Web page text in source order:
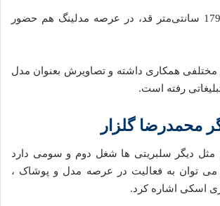
محمدرضا گلزار با 179 سانتی‌متر قد، در عرصه مدلینگ هم حضور
مختلفی همکاری داشته‌ و تصاویرش بعنوان مدل
رفته‌ است.
محمدرضا گلزار
مثل دیگر سلبریتی ها شغل دوم و سومی دارد
می توان به فعالیت در عرصه مدل و پوشاک ،
اسکی اشاره کرد.